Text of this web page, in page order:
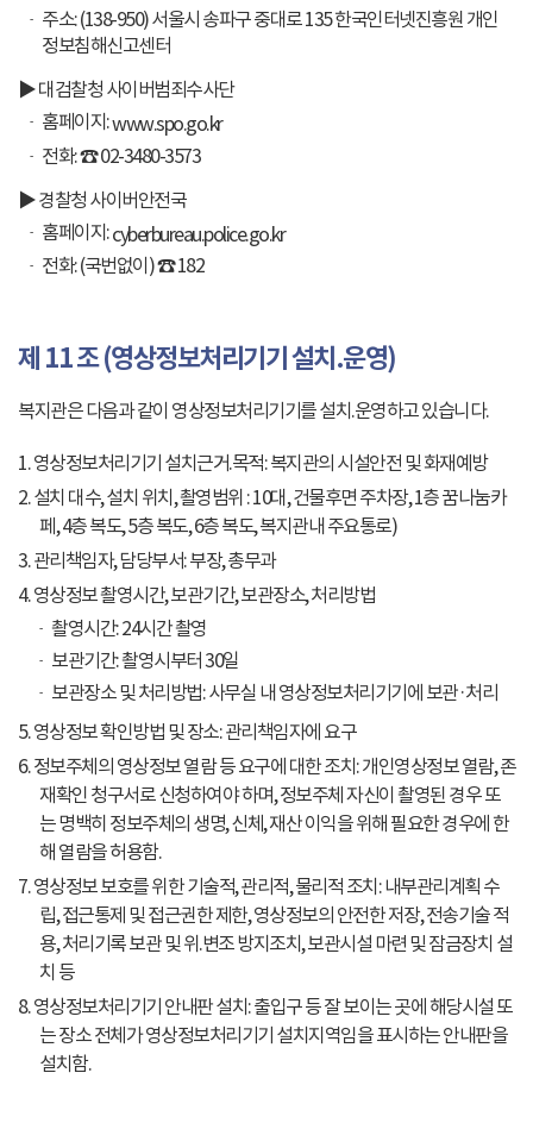
주소: (138-950) 서울시 송파구 중대로 135 한국인터넷진흥원 개인
정보침해신고센터
▶ 대검찰청 사이버범죄수사단
홈페이지:www.spo.go.kr
전화: ☎ 02-3480-3573
▶ 경찰청 사이버안전국
홈페이지:cyberbureau.police.go.kr
전화: (국번없이) ☎ 182
제 11 조 (영상정보처리기기 설치.운영)
복지관은 다음과 같이 영상정보처리기기를 설치.운영하고 있습니다.
1. 영상정보처리기기 설치근거.목적: 복지관의 시설안전 및 화재예방
2. 설치 대수, 설치 위치, 촬영범위 : 10대, 건물후면 주차장, 1층 꿈나눔카
페, 4층 복도, 5층 복도, 6층 복도, 복지관내 주요통로)
3. 관리책임자, 담당부서: 부장, 총무과
4. 영상정보 촬영시간, 보관기간, 보관장소, 처리방법
촬영시간: 24시간 촬영
보관기간: 촬영시부터 30일
보관장소 및 처리방법: 사무실 내 영상정보처리기기에 보관·처리
5. 영상정보 확인방법 및 장소: 관리책임자에 요구
6. 정보주체의 영상정보 열람 등 요구에 대한 조치: 개인영상정보 열람, 존
재확인 청구서로 신청하여야 하며, 정보주체 자신이 촬영된 경우 또
는 명백히 정보주체의 생명, 신체, 재산 이익을 위해 필요한 경우에 한
해 열람을 허용함.
7. 영상정보 보호를 위한 기술적, 관리적, 물리적 조치: 내부관리계획 수
립, 접근통제 및 접근권한 제한, 영상정보의 안전한 저장, 전송기술 적
용, 처리기록 보관 및 위.변조 방지조치, 보관시설 마련 및 잠금장치 설
치 등
8. 영상정보처리기기 안내판 설치: 출입구 등 잘 보이는 곳에 해당시설 또
는 장소 전체가 영상정보처리기기 설치지역임을 표시하는 안내판을
설치함.